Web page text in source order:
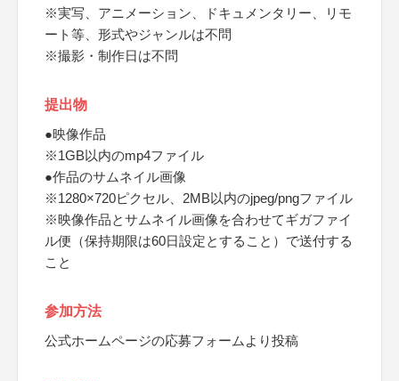
※実写、アニメーション、ドキュメンタリー、リモ
ート等、形式やジャンルは不問
※撮影・制作日は不問
提出物
●映像作品
※1GB以内のmp4ファイル
●作品のサムネイル画像
※1280×720ピクセル、2MB以内のjpeg/pngファイル
※映像作品とサムネイル画像を合わせてギガファイ
ル便（保持期限は60日設定とすること）で送付する
こと
参加方法
公式ホームページの応募フォームより投稿